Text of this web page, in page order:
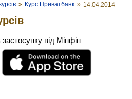
» Курс Приватбанк » 14.04.2014
від Мінфін